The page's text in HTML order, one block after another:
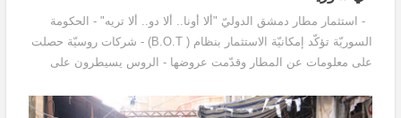
- استثمار مطار دمشق الدوليّ "ألا أونا.. ألا دو.. ألا تريه" - الحكومة
السوريّة تؤكّد إمكانيّة الاستثمار بنظام ( B.O.T) - شركات روسيّة حصلت
على معلومات عن المطار وقدّمت عروضها - الروس يسيطرون على